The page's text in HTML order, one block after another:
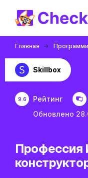
Главная
Skillbox
9.6 Рейтинг
Обновлено
Профессия